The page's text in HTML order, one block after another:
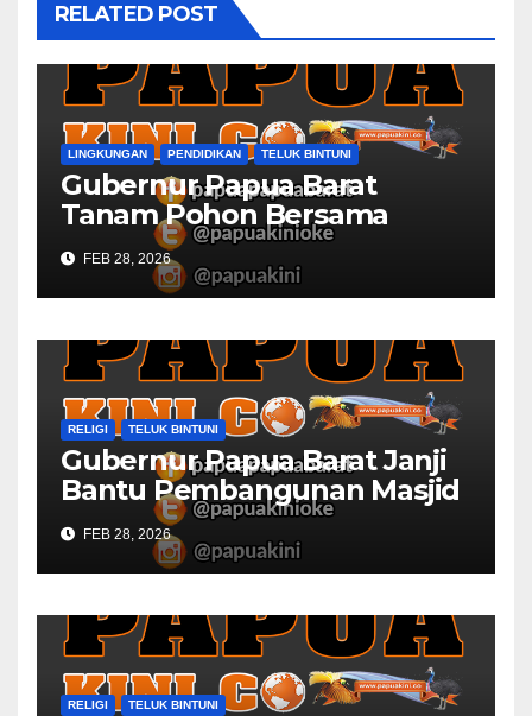
RELATED POST
LINGKUNGAN PENDIDIKAN TELUK BINTUNI
Gubernur Papua Barat
Tanam Pohon Bersama
Civitas Academica
Universitas Muhammadiyah
FEB 28, 2026
RELIGI TELUK BINTUNI
Gubernur Papua Barat Janji
Bantu Pembangunan Masjid
Al Maun Bintuni
FEB 28, 2026
RELIGI TELUK BINTUNI